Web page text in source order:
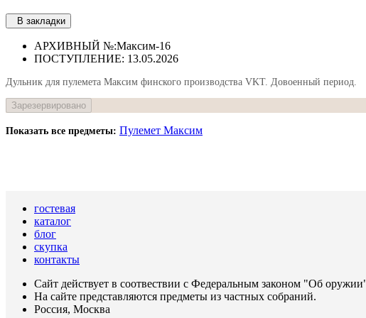
В закладки
АРХИВНЫЙ №:Максим-16
ПОСТУПЛЕНИЕ: 13.05.2026
Дульник для пулемета Максим финского производства VKT. Довоенный период.
Зарезервировано
Показать все предметы: Пулемет Максим
гостевая
каталог
блог
скупка
контакты
Сайт действует в соотвествии с Федеральным законом "Об
На сайте представляются предметы из частных собраний.
Россия, Москва